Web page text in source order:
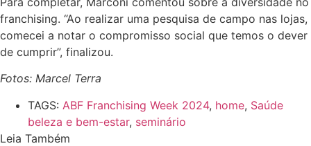
franchising. “Ao realizar uma pesquisa de campo nas lojas,
comecei a notar o compromisso social que temos o dever
de cumprir”, finalizou.
Fotos: Marcel Terra
TAGS: ABF Franchising Week 2024, home, Saúde
beleza e bem-estar, seminário
Leia Também